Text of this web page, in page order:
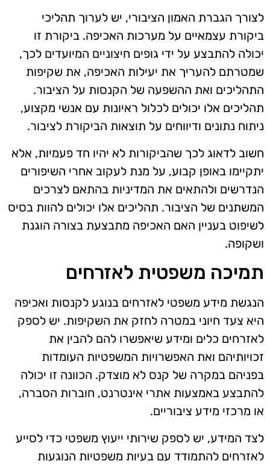
לצורך הגברת האמון הציבורי, יש לערוך תהליכי
ביקורת עצמאיים על מערכות האכיפה. ביקורת זו
יכולה להתבצע על ידי גופים חיצוניים המיועדים לכך,
שמטרתם להעריך את יעילות האכיפה, את שקיפות
התהליכים ואת ההשפעה של הקנסות על הציבור.
תהליכים אלו יכולים לכלול ראיונות עם אנשי מקצוע,
ניתוח נתונים ודיווחים על תוצאות הביקורת לציבור.
חשוב לדאוג לכך שהביקורות לא יהיו חד פעמיות, אלא
יתקיימו באופן קבוע, על מנת לעקוב אחרי השיפורים
הנדרשים ולהתאים את המדיניות בהתאם לצרכים
המשתנים של הציבור. תהליכים אלו יכולים להוות בסיס
לשיפוט בעניין האם האכיפה מתבצעת בצורה הוגנת
ושקופה.
תמיכה משפטית לאזרחים
הנגשת מידע משפטי לאזרחים בנוגע לקנסות ואכיפה
היא צעד חיוני במטרה לחזק את השקיפות. יש לספק
לאזרחים כלים ומידע שיאפשרו להם להבין את
זכויותיהם ואת האפשרויות המשפטיות העומדות
בפניהם במקרה של קנס לא מוצדק. הכוונה זו יכולה
להתבצע באמצעות אתרי אינטרנט, חוברות הסברה,
או מרכזי מידע ציבוריים.
לצד המידע, יש לספק שירותי ייעוץ משפטי כדי לסייע
לאזרחים להתמודד עם בעיות משפטיות הנוגעות